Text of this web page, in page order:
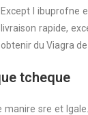
l
rapide,
du Viagra de
tcheque
manire sre et